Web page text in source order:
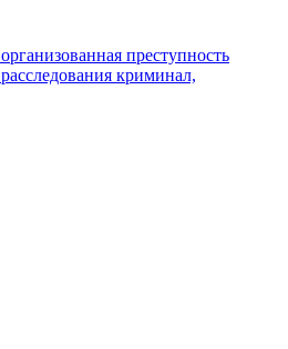
организованная преступность
расследования криминал,